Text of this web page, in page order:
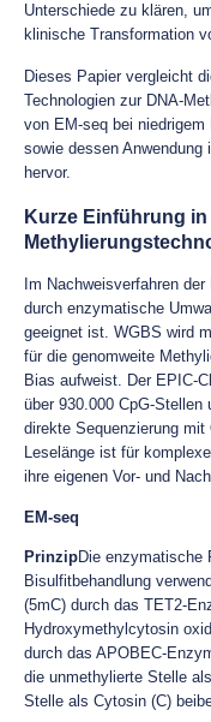
Unterschiede zu klären,
klinische Transformation
Dieses Papier vergleicht
Technologien zur DNA-
von EM-seq bei niedrigem
sowie dessen
hervor.
Kurze Einführung
Im Nachweisverfahren
durch enzymatische
geeignet ist. WGBS wird
für die genomweite
Bias aufweist. Der EPIC-
über 930.000 CpG-
direkte Sequenzierung
Leselänge ist für
ihre eigenen Vor- und
EM-seq
PrinzipDie enzymatische
Bisulfitbehandlung
(5mC) durch das TET2-
Hydroxymethylcytosin
durch das APOBEC-
die unmethylierte Stelle
Stelle als Cytosin (C)